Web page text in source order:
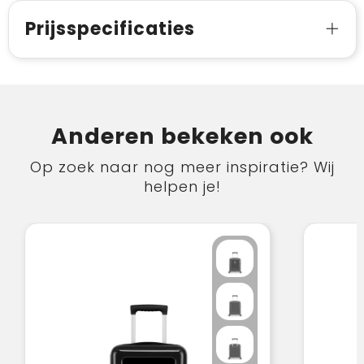
Prijsspecificaties
Anderen bekeken ook
Op zoek naar nog meer inspiratie? Wij
helpen je!